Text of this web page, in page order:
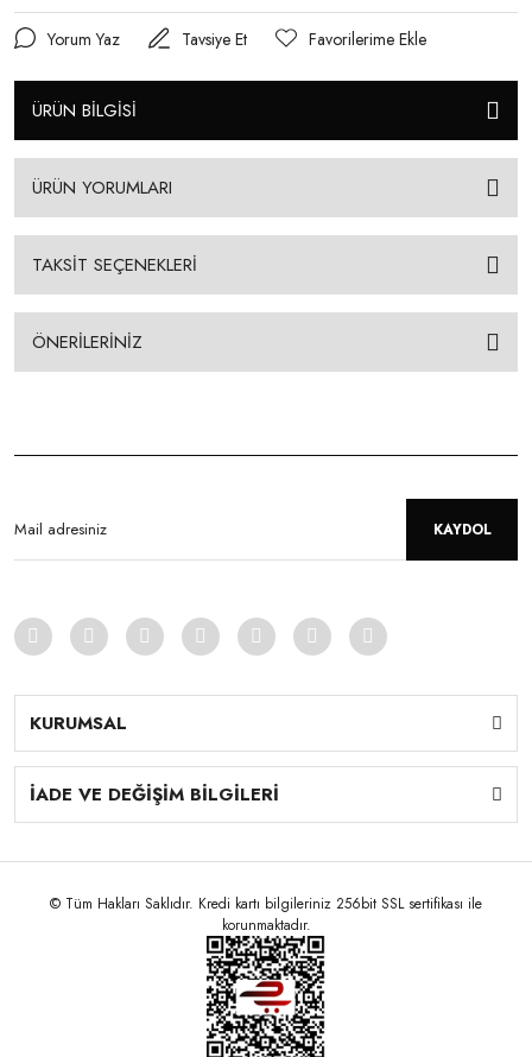
Yorum Yaz Tavsiye Et
ÜRÜN BİLGİSİ
ÜRÜN YORUMLARI
TAKSİT SEÇENEKLERİ
ÖNERİLERİNİZ
KAYDOL
KURUMSAL
İADE VE DEĞİŞİM BİLGİLERİ
© Tüm Hakları Saklıdır. Kredi kartı bilgileriniz 256bit SSL sertifikası ile
korunmaktadır.